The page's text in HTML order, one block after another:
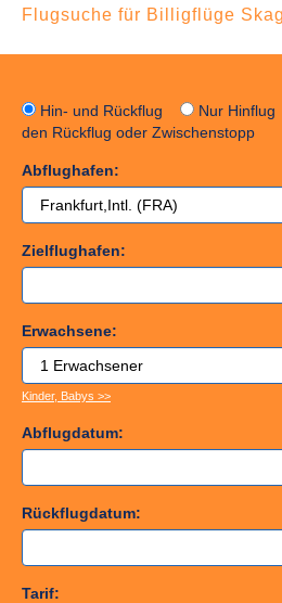
Flugsuche für Billigflüge
Hin- und Rückflug Nur
den Rückflug oder Zwischenstopp
Abflughafen:
Zielflughafen:
Erwachsene:
Kinder, Babys >>
Abflugdatum:
Rückflugdatum:
Tarif: